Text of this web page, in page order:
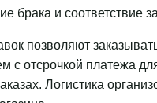
брака и соответствие
позволяют
с отсрочкой платежа
Логистика